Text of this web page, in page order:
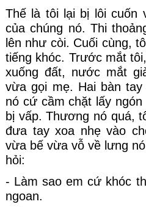
Thế là tôi lại bị lôi cuốn
của chúng nó. Thi
lên như còi. Cuối cùng,
tiếng khóc. Trước mắt
xuống đất, nước mắt
vừa gọi mẹ. Hai bàn
nó cứ cầm chặt lấy
bị vấp. Thương nó quá,
đưa tay xoa nhẹ vào
vừa bế vừa vỗ về lưng
hỏi:
- Làm sao em cứ khóc
ngoan.